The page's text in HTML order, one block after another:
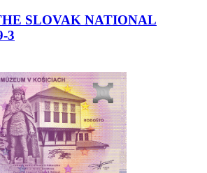
SLOVAK NATIONAL
3